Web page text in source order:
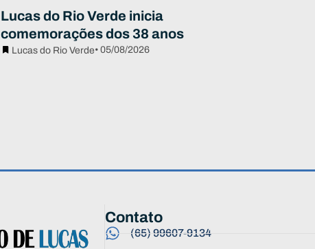
Lucas do Rio Verde inicia
comemorações dos 38 anos
Lucas do Rio Verde• 05/08/2026
Contato
(65) 99607-9134